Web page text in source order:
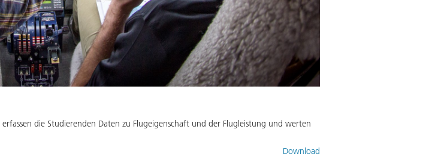
die Studierenden Daten zu Flugeigenschaft und der Flugleistung und werten
Download